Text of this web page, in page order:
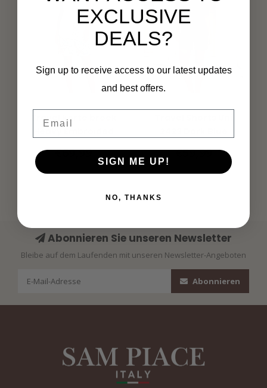
Travel korte broek
Multicolour
€69,99 €59,99
Abonnieren Sie unseren Newsletter
Bleibe auf dem Laufenden mit unseren Newsletter-Angeboten
Abonnieren
EXCLUSIVE
DEALS?
Sign up to receive access to our latest updates
and best offers.
SIGN ME UP!
NO, THANKS